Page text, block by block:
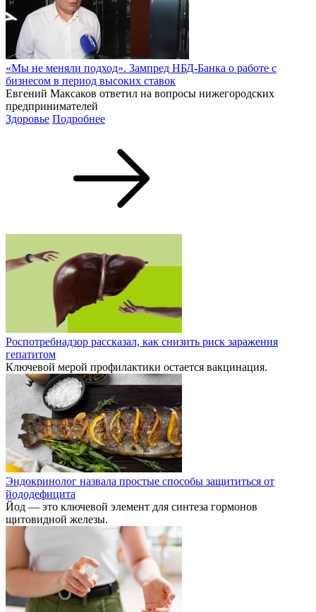
«Мы не меняли подход». Зампред НБД-Банка о работе с
бизнесом в период высоких ставок
Евгений Максаков ответил на вопросы нижегородских
предпринимателей
Здоровье Подробнее
Роспотребнадзор рассказал, как снизить риск заражения
гепатитом
Ключевой мерой профилактики остается вакцинация.
Эндокринолог назвала простые способы защититься от
йододефицита
Йод — это ключевой элемент для синтеза гормонов
щитовидной железы.